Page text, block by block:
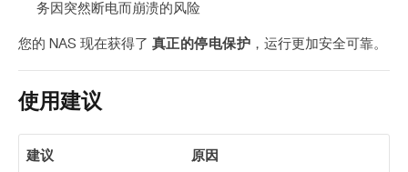
务因突然断电而崩溃的风险
您的 NAS 现在获得了 真正的停电保护 ，运行更加安全可靠。
使用建议
建议 原因